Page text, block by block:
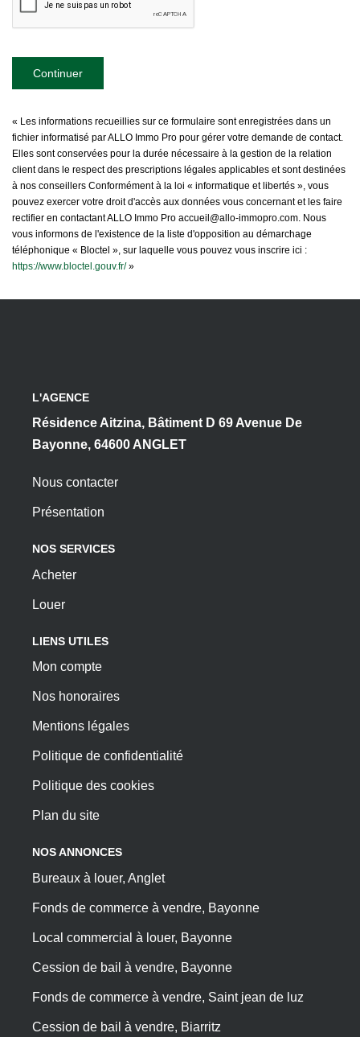
Continuer
« Les informations recueillies sur ce formulaire sont enregistrées dans un
fichier informatisé par ALLO Immo Pro pour gérer votre demande de contact.
Elles sont conservées pour la durée nécessaire à la gestion de la relation
client dans le respect des prescriptions légales applicables et sont destinées
à nos conseillers Conformément à la loi « informatique et libertés », vous
pouvez exercer votre droit d'accès aux données vous concernant et les faire
rectifier en contactant ALLO Immo Pro accueil@allo-immopro.com. Nous
vous informons de l'existence de la liste d'opposition au démarchage
téléphonique « Bloctel », sur laquelle vous pouvez vous inscrire ici :
https://www.bloctel.gouv.fr/»
L'AGENCE
Résidence Aitzina, Bâtiment D 69 Avenue De
Bayonne, 64600 ANGLET
Nous contacter
Présentation
NOS SERVICES
Acheter
Louer
LIENS UTILES
Mon compte
Nos honoraires
Mentions légales
Politique de confidentialité
Politique des cookies
Plan du site
NOS ANNONCES
Bureaux à louer, Anglet
Fonds de commerce à vendre, Bayonne
Local commercial à louer, Bayonne
Cession de bail à vendre, Bayonne
Fonds de commerce à vendre, Saint jean de luz
Cession de bail à vendre, Biarritz